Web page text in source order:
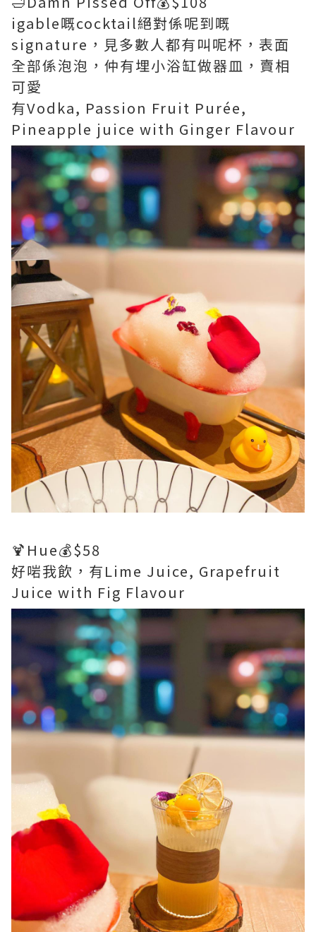
igable嘅cocktail絕對係呢到嘅
signature，見多數人都有叫呢杯，表面
全部係泡泡，仲有埋小浴缸做器皿，賣相
可愛
有Vodka, Passion Fruit Purée,
Pineapple juice with Ginger Flavour
🍹Hue💰$58
好啱我飲，有Lime Juice, Grapefruit
Juice with Fig Flavour